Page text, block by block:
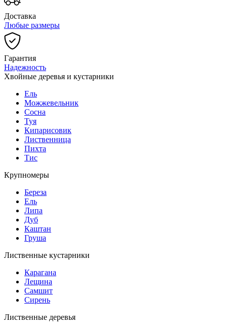
Доставка
Любые размеры
Гарантия
Надежность
Хвойные деревья и кустарники
Ель
Можжевельник
Сосна
Туя
Кипарисовик
Лиственница
Пихта
Тис
Крупномеры
Береза
Ель
Липа
Дуб
Каштан
Груша
Лиственные кустарники
Карагана
Лещина
Самшит
Сирень
Лиственные деревья